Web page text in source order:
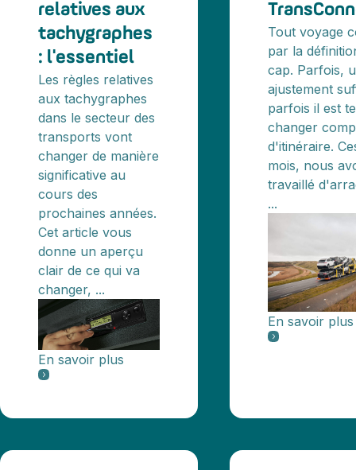
relatives aux
tachygraphes
: l'essentiel
Les règles relatives
aux tachygraphes
dans le secteur des
transports vont
changer de manière
significative au
cours des
prochaines années.
Cet article vous
donne un aperçu
clair de ce qui va
changer, ...
En savoir plus
Tout voyage
par la
cap. Parfois,
ajustement
parfois il est
changer
d'itinéraire.
mois, nous
travaillé
...
En savoir plus